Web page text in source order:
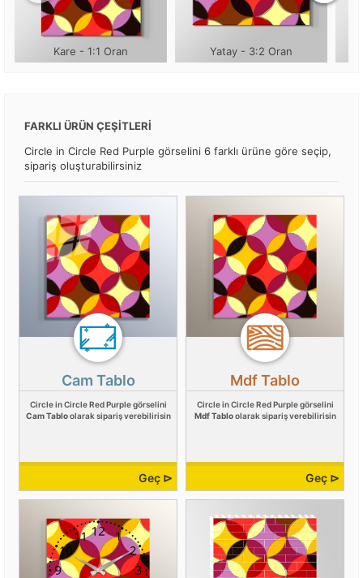
Kare - 1:1 Oran Yatay - 3:2 Oran
FARKLI ÜRÜN ÇEŞİTLERİ
Circle in Circle Red Purple görselini 6 farklı ürüne göre seçip,
sipariş oluşturabilirsiniz
Cam Tablo
Circle in Circle Red Purple görselini
Cam Tabloolarak sipariş verebilirisin
Geç ⊳
Mdf Tablo
Circle in Circle Red Purple görselini
Mdf Tabloolarak sipariş verebilirisin
Geç ⊳